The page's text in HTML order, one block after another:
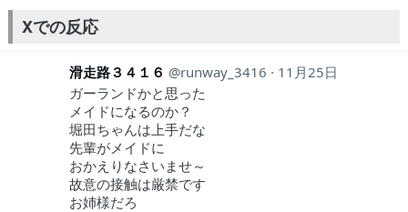
堀田のメイド姿かわいいと同時に企画… you(angela)君のとなり(前島
亜… コラボカフェのメイドに扮装し接客するが役…
Xでの反応
滑走路３４１６ runway_3416
11月25日
ガーランドかと思った
メイドになるのか？
堀田ちゃんは上手だな
先輩がメイドに
おかえりなさいませ～
故意の接触は厳禁です
お姉様だろ